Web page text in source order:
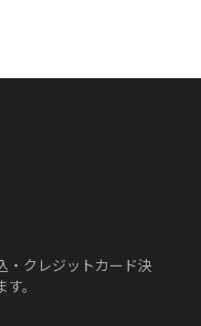
・クレジットカード決
。